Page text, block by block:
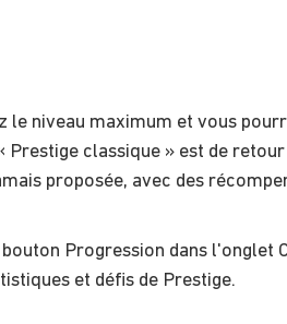
le niveau maximum et vous
Prestige classique » est de retour
proposée, avec des
Progression dans
et défis de Prestige.